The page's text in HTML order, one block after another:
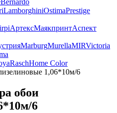
Bernardo
LamborghiniOstimaPrestige
АртексМаякпринтАспект
MarburgMurellaMIRVictoria
RaschHome Color
1,06*10м/6
обои
6